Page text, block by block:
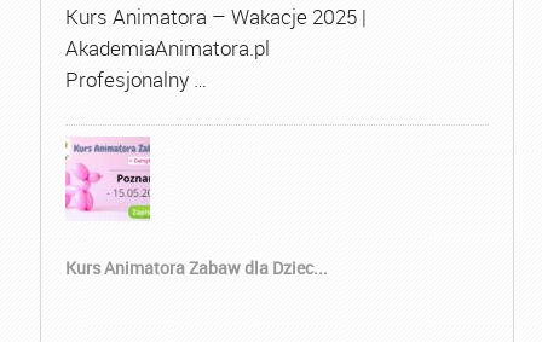
Kurs Animatora – Wakacje 2025 |
AkademiaAnimatora.pl
Profesjonalny …
Kurs Animatora Zabaw dla Dziec...